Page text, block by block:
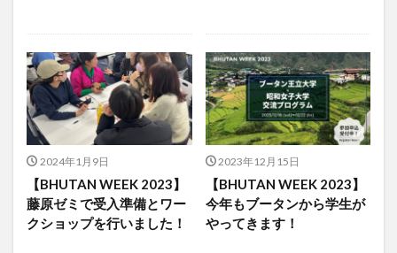
2024年1月9日
【BHUTAN WEEK 2023】
藤原ゼミで受入準備とワー
クショップを行いました！
2023年12月15日
【BHUTAN WEEK 2023】
今年もブータンから学生が
やってきます！